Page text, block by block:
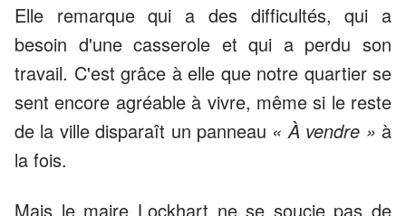
Elle remarque qui a des difficultés, qui a
besoin d'une casserole et qui a perdu son
travail. C'est grâce à elle que notre quartier se
sent encore agréable à vivre, même si le reste
de la ville disparaît un panneau « À vendre » à
la fois.
Mais le maire Lockhart ne se soucie pas de